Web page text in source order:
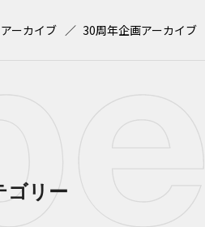
アーカイブ 30周年企画アーカイブ
ゴリー